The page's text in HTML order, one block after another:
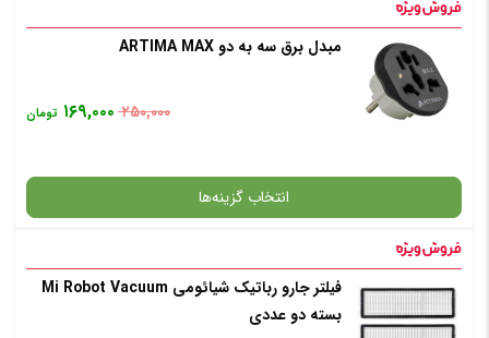
گارانتی
انتخاب رنگ : قرمز
✧ چت با پشتیبان واتس آپ
مبدل برق سه به دو ARTIMA MAX
۲۵۰,۰۰۰ ۱۶۹,۰۰۰ تومان
انتخاب گزینه‌ها
گارانتی
فیلتر جارو رباتیک شیائومی Mi Robot Vacuum
بسته دو عددی